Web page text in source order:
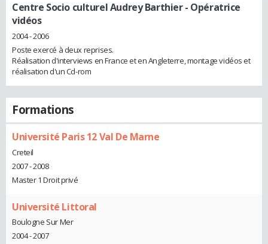
Centre Socio culturel Audrey Barthier- Opératrice
vidéos
2004 - 2006
Poste exercé à deux reprises.
Réalisation d'interviews en France et en Angleterre, montage vidéos et
réalisation d'un Cd-rom
Formations
Université Paris 12 Val De Marne
Creteil
2007 - 2008
Master 1 Droit privé
Université Littoral
Boulogne Sur Mer
2004 - 2007